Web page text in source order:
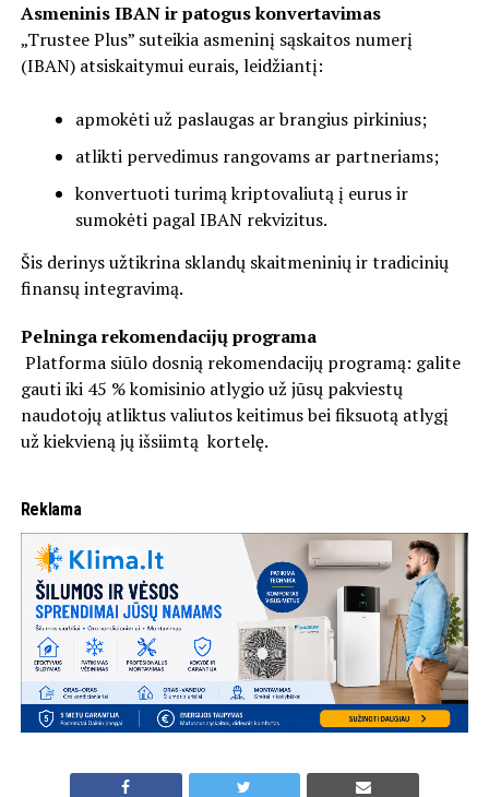
Asmeninis IBAN ir patogus konvertavimas
„Trustee Plus” suteikia asmeninį sąskaitos numerį
(IBAN) atsiskaitymui eurais, leidžiantį:
apmokėti už paslaugas ar brangius pirkinius;
atlikti pervedimus rangovams ar partneriams;
konvertuoti turimą kriptovaliutą į eurus ir
sumokėti pagal IBAN rekvizitus.
Šis derinys užtikrina sklandų skaitmeninių ir tradicinių
finansų integravimą.
Pelninga rekomendacijų programa
Platforma siūlo dosnią rekomendacijų programą: galite
gauti iki 45 % komisinio atlygio už jūsų pakviestų
naudotojų atliktus valiutos keitimus bei fiksuotą atlygį
už kiekvieną jų išsiimtą kortelę.
Reklama